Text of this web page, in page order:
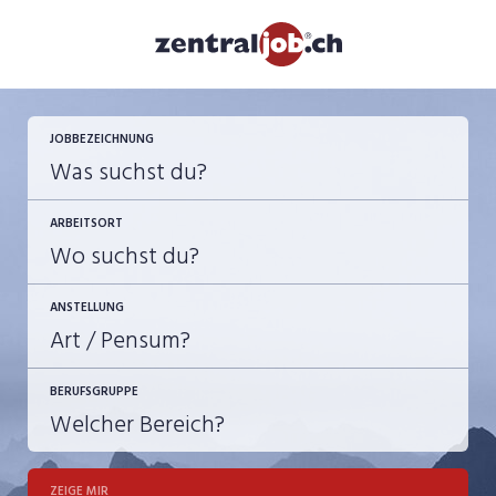
JOBBEZEICHNUNG
ARBEITSORT
ANSTELLUNG
JOB-TYP
Festanstellung
BERUFSGRUPPE
ZEIGE MIR